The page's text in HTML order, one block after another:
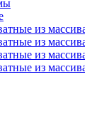
из
из
из
из